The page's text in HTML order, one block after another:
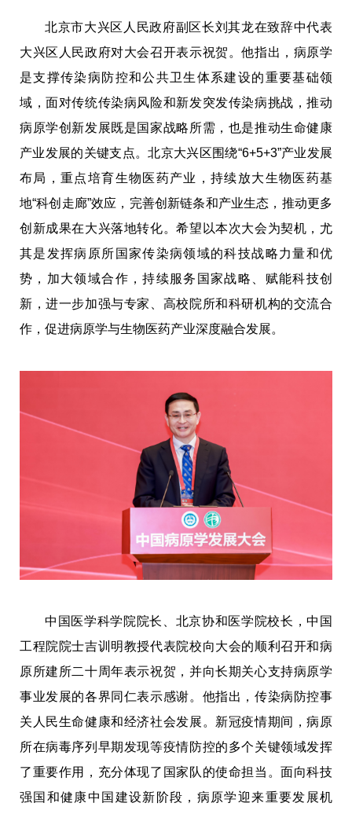
北京市大兴区人民政府副区长刘其龙在致辞中代表
大兴区人民政府对大会召开表示祝贺。他指出，病原学
是支撑传染病防控和公共卫生体系建设的重要基础领
域，面对传统传染病风险和新发突发传染病挑战，推动
病原学创新发展既是国家战略所需，也是推动生命健康
产业发展的关键支点。北京大兴区围绕“6+5+3”产业发展
布局，重点培育生物医药产业，持续放大生物医药基
地“科创走廊”效应，完善创新链条和产业生态，推动更多
创新成果在大兴落地转化。希望以本次大会为契机，尤
其是发挥病原所国家传染病领域的科技战略力量和优
势，加大领域合作，持续服务国家战略、赋能科技创
新，进一步加强与专家、高校院所和科研机构的交流合
作，促进病原学与生物医药产业深度融合发展。
中国医学科学院院长、北京协和医学院校长，中国
工程院院士吉训明教授代表院校向大会的顺利召开和病
原所建所二十周年表示祝贺，并向长期关心支持病原学
事业发展的各界同仁表示感谢。他指出，传染病防控事
关人民生命健康和经济社会发展。新冠疫情期间，病原
所在病毒序列早期发现等疫情防控的多个关键领域发挥
了重要作用，充分体现了国家队的使命担当。面向科技
强国和健康中国建设新阶段，病原学迎来重要发展机